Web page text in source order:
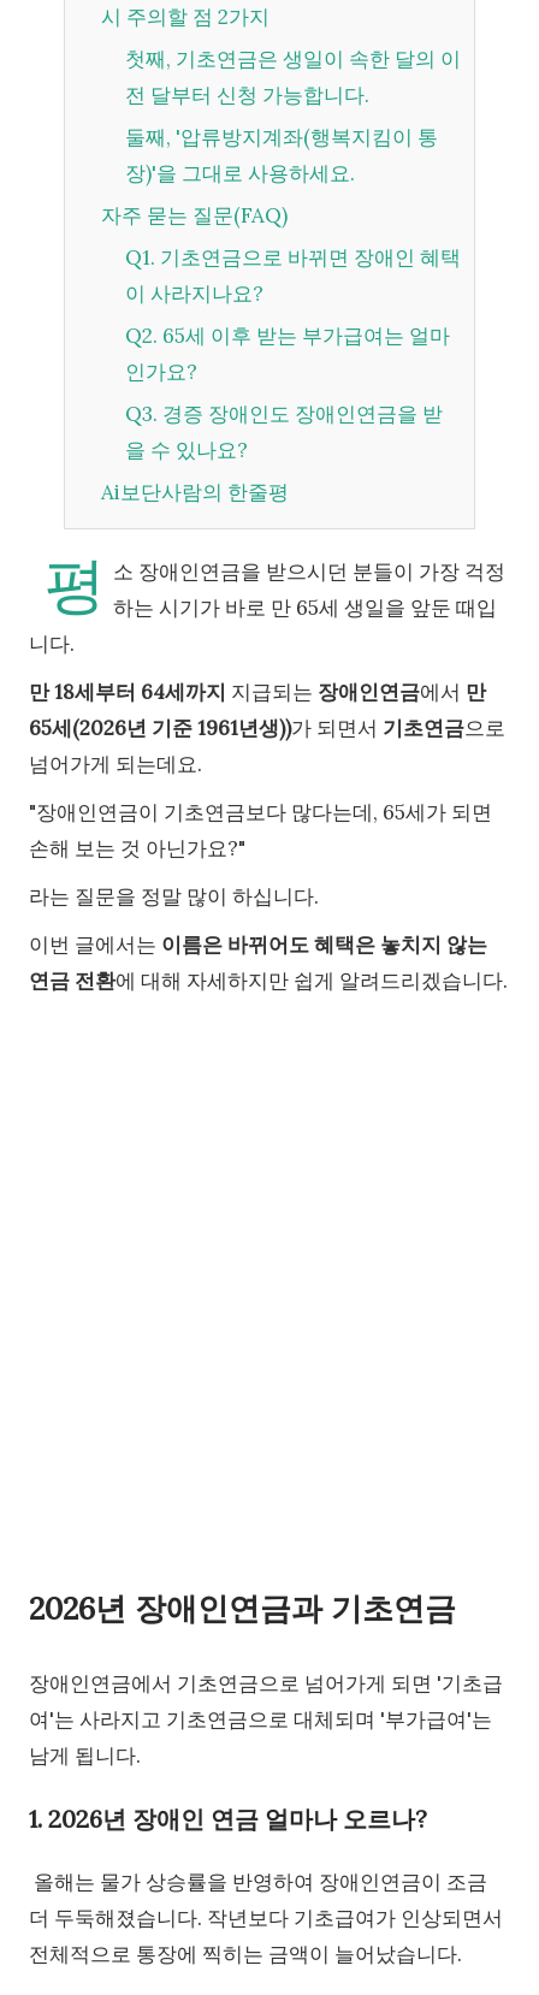
시 주의할 점 2가지
첫째, 기초연금은 생일이 속한 달의 이
전 달부터 신청 가능합니다.
둘째, '압류방지계좌(행복지킴이 통
장)'을 그대로 사용하세요.
자주 묻는 질문(FAQ)
Q1. 기초연금으로 바뀌면 장애인 혜택
이 사라지나요?
Q2. 65세 이후 받는 부가급여는 얼마
인가요?
Q3. 경증 장애인도 장애인연금을 받
을 수 있나요?
Ai보단사람의 한줄평
평
소 장애인연금을 받으시던 분들이 가장 걱정
하는 시기가 바로 만 65세 생일을 앞둔 때입
니다.
만 18세부터 64세까지 지급되는 장애인연금에서 만
65세(2026년 기준 1961년생))가 되면서 기초연금으로
넘어가게 되는데요.
"장애인연금이 기초연금보다 많다는데, 65세가 되면
손해 보는 것 아닌가요?"
라는 질문을 정말 많이 하십니다.
이번 글에서는 이름은 바뀌어도 혜택은 놓치지 않는
연금 전환에 대해 자세하지만 쉽게 알려드리겠습니다.
2026년 장애인연금과 기초연금
장애인연금에서 기초연금으로 넘어가게 되면 '기초급
여'는 사라지고 기초연금으로 대체되며 '부가급여'는
남게 됩니다.
1. 2026년 장애인 연금 얼마나 오르나?
올해는 물가 상승률을 반영하여 장애인연금이 조금
더 두둑해졌습니다. 작년보다 기초급여가 인상되면서
전체적으로 통장에 찍히는 금액이 늘어났습니다.